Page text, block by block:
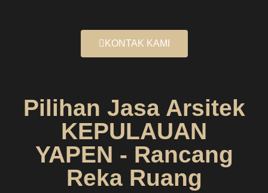
KONTAK KAMI
Pilihan Jasa Arsitek
KEPULAUAN
YAPEN - Rancang
Reka Ruang